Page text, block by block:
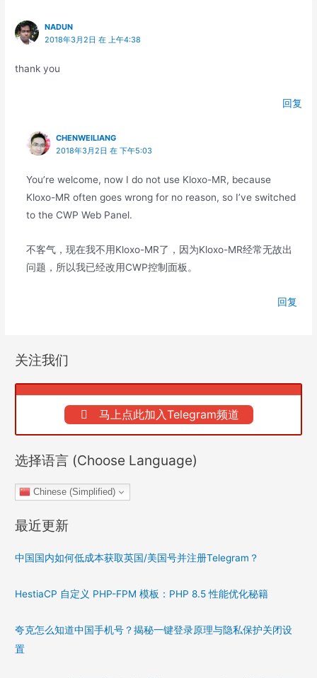
NADUN
2018年3月2日 在 上午4:38
thank you
回复
CHENWEILIANG
2018年3月2日 在 下午5:03
You’re welcome, now I do not use Kloxo-MR, because
Kloxo-MR often goes wrong for no reason, so I’ve switched
to the CWP Web Panel.
不客气，现在我不用Kloxo-MR了，因为Kloxo-MR经常无故出
问题，所以我已经改用CWP控制面板。
回复
关注我们
马上点此加入Telegram频道
选择语言 (Choose Language)
Chinese (Simplified)
最近更新
中国国内如何低成本获取英国/美国号并注册Telegram？
HestiaCP 自定义 PHP-FPM 模板：PHP 8.5 性能优化秘籍
夸克怎么知道中国手机号？揭秘一键登录原理与隐私保护关闭设
置